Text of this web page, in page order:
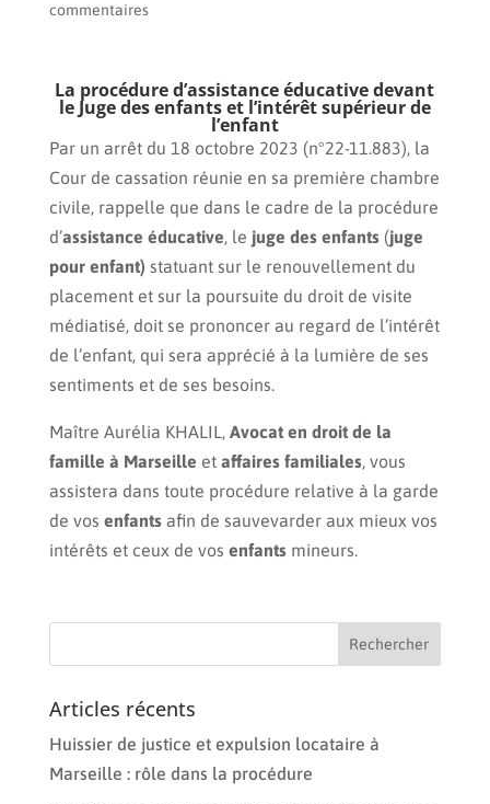
commentaires
La procédure d’assistance éducative devant
le Juge des enfants et l’intérêt supérieur de
l’enfant
Par un arrêt du 18 octobre 2023 (n°22-11.883), la
Cour de cassation réunie en sa première chambre
civile, rappelle que dans le cadre de la procédure
d’assistance éducative, le juge des enfants(juge
pour enfant) statuant sur le renouvellement du
placement et sur la poursuite du droit de visite
médiatisé, doit se prononcer au regard de l’intérêt
de l’enfant, qui sera apprécié à la lumière de ses
sentiments et de ses besoins.
Maître Aurélia KHALIL, Avocat en droit de la
famille à Marseille et affaires familiales, vous
assistera dans toute procédure relative à la garde
de vos enfantsafin de sauvevarder aux mieux vos
intérêts et ceux de vos enfantsmineurs.
Articles récents
Huissier de justice et expulsion locataire à
Marseille : rôle dans la procédure